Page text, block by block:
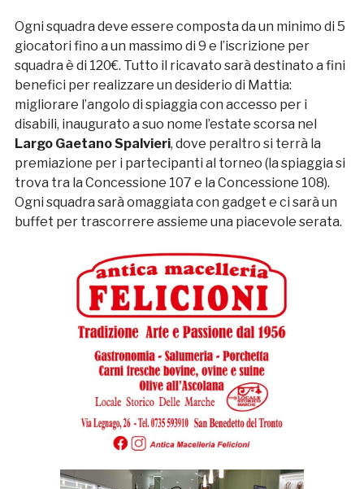
Ogni squadra deve essere composta da un minimo di 5
giocatori fino a un massimo di 9 e l’iscrizione per
squadra è di 120€. Tutto il ricavato sarà destinato a fini
benefici per realizzare un desiderio di Mattia:
migliorare l’angolo di spiaggia con accesso per i
disabili, inaugurato a suo nome l’estate scorsa nel
Largo Gaetano Spalvieri, dove peraltro si terrà la
premiazione per i partecipanti al torneo (la spiaggia si
trova tra la Concessione 107 e la Concessione 108).
Ogni squadra sarà omaggiata con gadget e ci sarà un
buffet per trascorrere assieme una piacevole serata.